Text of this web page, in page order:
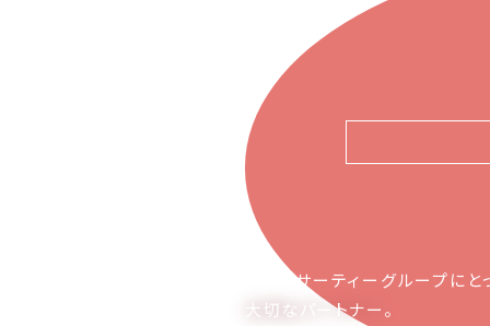
ピアーサーティーグループにと
大切なパートナー。